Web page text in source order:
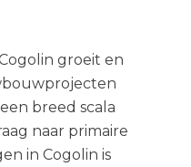
groeit en
breed scala
naar primaire
in Cogolin is